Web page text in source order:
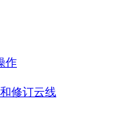
作
修订云线